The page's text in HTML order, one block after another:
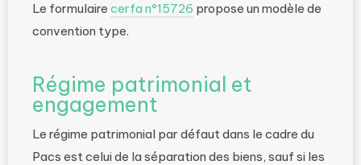
Le formulaire cerfa n°15726 propose un modèle de
convention type.
Régime patrimonial et
engagement
Le régime patrimonial par défaut dans le cadre du
Pacs est celui de la séparation des biens, sauf si les